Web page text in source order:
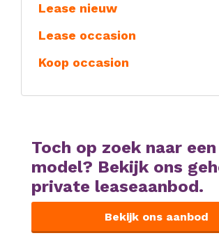
Lease nieuw
Lease occasion
Koop occasion
Toch op zoek naar
model? Bekijk ons
private leaseaanbod.
Bekijk ons aanbod